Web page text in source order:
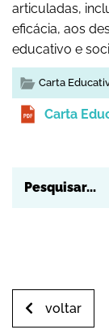
articuladas,
eficácia, aos
educativo e
Carta
Carta
voltar